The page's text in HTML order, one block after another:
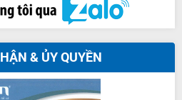
& ỦY QUYỀN